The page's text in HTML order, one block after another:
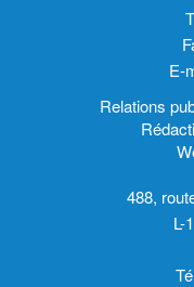
E-
Relations
488,
L-